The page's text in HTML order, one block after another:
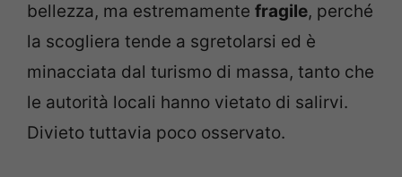
bellezza, ma estremamente fragile, perché
la scogliera tende a sgretolarsi ed è
minacciata dal turismo di massa, tanto che
le autorità locali hanno vietato di salirvi.
Divieto tuttavia poco osservato.